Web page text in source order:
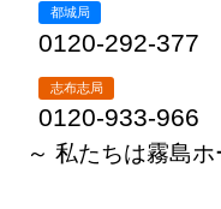
都城局
0120-292-377
志布志局
0120-933-966
～ 私たちは霧島